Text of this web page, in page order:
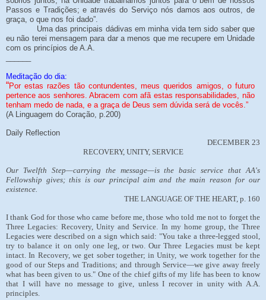
Passos e Tradições; e através do Serviço nós damos aos outros, de
graça, o que nos foi dado”.
Uma das principais dádivas em minha vida tem sido saber que
eu não terei mensagem para dar a menos que me recupere em Unidade
com os princípios de A.A.
Meditação do dia:
“Por estas razões tão contundentes, meus queridos amigos, o futuro
pertence aos senhores. Abracem com afã estas responsabilidades, não
tenham medo de nada, e a graça de Deus sem dúvida será de vocês.”
(A Linguagem do Coração, p.200)
Daily Reflection
DECEMBER 23
RECOVERY, UNITY, SERVICE
Our Twelfth Step—carrying the message—is the basic service that AA's
Fellowship gives; this is our principal aim and the main reason for our
existence.
THE LANGUAGE OF THE HEART, p. 160
I thank God for those who came before me, those who told me not to forget the
Three Legacies: Recovery, Unity and Service. In my home group, the Three
Legacies were described on a sign which said: "You take a three-legged stool,
try to balance it on only one leg, or two. Our Three Legacies must be kept
intact. In Recovery, we get sober together; in Unity, we work together for the
good of our Steps and Traditions; and through Service—we give away freely
what has been given to us." One of the chief gifts of my life has been to know
that I will have no message to give, unless I recover in unity with A.A.
principles.